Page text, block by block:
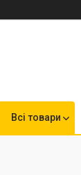
Всі товари